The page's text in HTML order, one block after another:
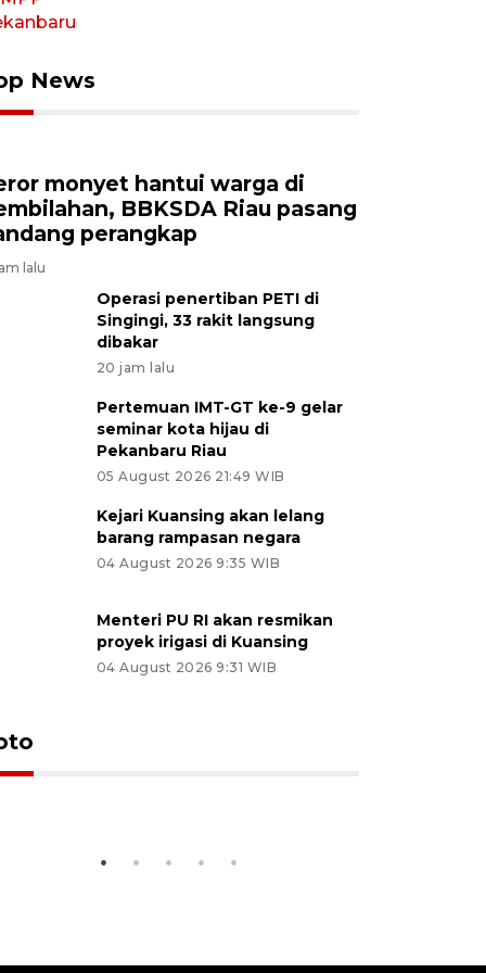
News
monyet hantui warga di
BBKSDA Riau pasang
perangkap
lalu
Operasi penertiban PETI di
Singingi, 33 rakit langsung
dibakar
20 jam lalu
Pertemuan IMT-GT ke-9 gelar
seminar kota hijau di
Pekanbaru Riau
05 August 2026 21:49 WIB
Kejari Kuansing akan lelang
barang rampasan negara
04 August 2026 9:35 WIB
Menteri PU RI akan resmikan
proyek irigasi di Kuansing
04 August 2026 9:31 WIB
perceraian turun di Dumai
14 January 2026 14:27 WIB